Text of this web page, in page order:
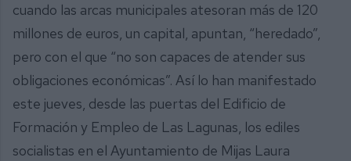
cuando las arcas municipales atesoran más de 120
millones de euros, un capital, apuntan, “heredado”,
pero con el que “no son capaces de atender sus
obligaciones económicas”. Así lo han manifestado
este jueves, desde las puertas del Edificio de
Formación y Empleo de Las Lagunas, los ediles
socialistas en el Ayuntamiento de Mijas Laura